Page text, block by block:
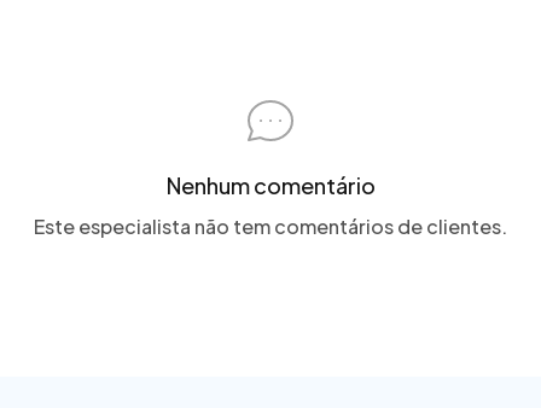
Nenhum comentário
Este especialista não tem comentários de clientes.